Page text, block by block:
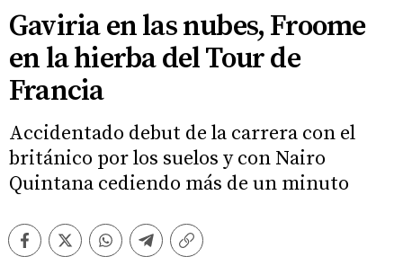
Gaviria en las nubes, Froome
en la hierba del Tour de
Francia
Accidentado debut de la carrera con el
británico por los suelos y con Nairo
Quintana cediendo más de un minuto
FacebookTwitterWhatsappTelegramCopiar